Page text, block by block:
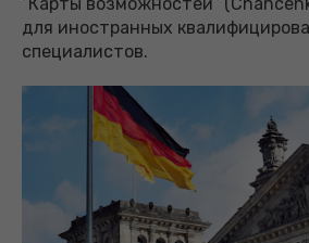
для иностранных
специалистов.